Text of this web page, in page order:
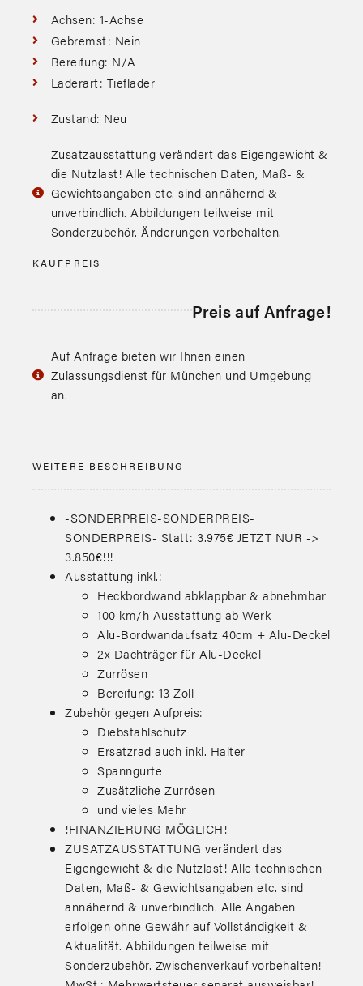
Achsen: 1-Achse
Gebremst: Nein
Bereifung: N/A
Laderart: Tieflader
Zustand: Neu
Zusatzausstattung verändert das Eigengewicht &
die Nutzlast! Alle technischen Daten, Maß- &
Gewichtsangaben etc. sind annähernd &
unverbindlich. Abbildungen teilweise mit
Sonderzubehör. Änderungen vorbehalten.
KAUFPREIS
Preis auf Anfrage!
Auf Anfrage bieten wir Ihnen einen
Zulassungsdienst für München und Umgebung
an.
WEITERE BESCHREIBUNG
-SONDERPREIS-SONDERPREIS-
SONDERPREIS- Statt: 3.975€ JETZT NUR ->
3.850€!!!
Ausstattung inkl.:
Heckbordwand abklappbar & abnehmbar
100 km/h Ausstattung ab Werk
Alu-Bordwandaufsatz 40cm + Alu-Deckel
2x Dachträger für Alu-Deckel
Zurrösen
Bereifung: 13 Zoll
Zubehör gegen Aufpreis:
Diebstahlschutz
Ersatzrad auch inkl. Halter
Spanngurte
Zusätzliche Zurrösen
und vieles Mehr
!FINANZIERUNG MÖGLICH!
ZUSATZAUSSTATTUNG verändert das
Eigengewicht & die Nutzlast! Alle technischen
Daten, Maß- & Gewichtsangaben etc. sind
annähernd & unverbindlich. Alle Angaben
erfolgen ohne Gewähr auf Vollständigkeit &
Aktualität. Abbildungen teilweise mit
Sonderzubehör. Zwischenverkauf vorbehalten!